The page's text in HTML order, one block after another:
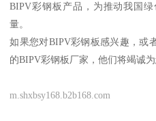
BIPV彩钢板产品，为推动我国
量。
如果您对BIPV彩钢板感兴趣，或
的BIPV彩钢板厂家，他们将竭诚
m.shxbsy168.b2b168.com